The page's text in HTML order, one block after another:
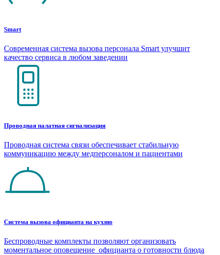
Smart
Современная система вызова персонала Smart улучшит
качество сервиса в любом заведении
Проводная палатная сигнализация
Проводная система связи обеспечивает стабильную
коммуникацию между медперсоналом и пациентами
Система вызова официанта на кухню
Беспроводные комплекты позволяют организовать
моментальное оповещение официанта о готовности блюда